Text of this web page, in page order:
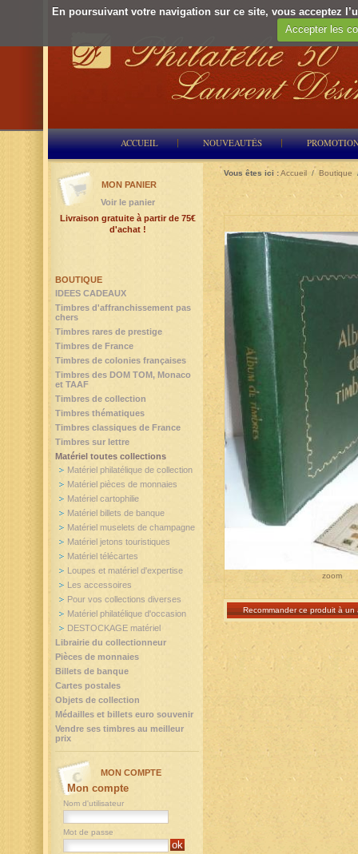
En poursuivant votre navigation sur ce site, vous acceptez
Accepter les
ACCUEIL NOUVEAUTÉS
Vous êtes ici :Accueil / Boutique
zoom
Recommander ce produit à un
BOUTIQUE
IDEES CADEAUX
Timbres d'affranchissement pas
chers
Timbres rares de prestige
Timbres de France
Timbres de colonies françaises
Timbres des DOM TOM, Monaco
et TAAF
Timbres de collection
Timbres thématiques
Timbres classiques de France
Timbres sur lettre
Matériel toutes collections
Matériel philatélique de collection
Matériel pièces de monnaies
Matériel cartophilie
Matériel billets de banque
Matériel muselets de champagne
Matériel jetons touristiques
Matériel télécartes
Loupes et matériel d'expertise
Les accessoires
Pour vos collections diverses
Matériel philatélique d'occasion
DESTOCKAGE matériel
Librairie du collectionneur
Pièces de monnaies
Billets de banque
Cartes postales
Objets de collection
Médailles et billets euro souvenir
Vendre ses timbres au meilleur
prix
MON PANIER
Voir le panier
Livraison gratuite à partir de 75€
d'achat !
MON COMPTE
Mon compte
Nom d'utilisateur
Mot de passe